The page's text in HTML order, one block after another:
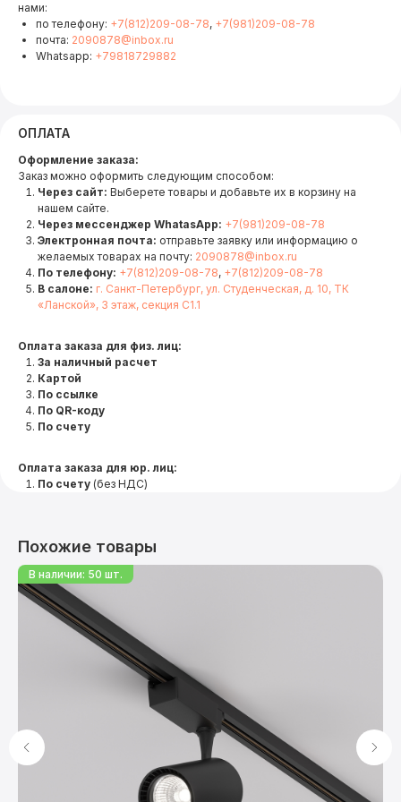
нами:
по телефону: +7(812)209-08-78, +7(981)209-08-78
почта: 2090878@inbox.ru
Whatsapp: +79818729882
ОПЛАТА
Оформление заказа:
Заказ можно оформить следующим способом:
Через сайт: Выберете товары и добавьте их в корзину на
нашем сайте.
Через мессенджер WhatasApp: +7(981)209-08-78
Электронная почта: отправьте заявку или информацию о
желаемых товарах на почту: 2090878@inbox.ru
По телефону: +7(812)209-08-78, +7(812)209-08-78
В салоне: г. Санкт-Петербург, ул. Студенческая, д. 10, ТК
«Ланской», 3 этаж, секция С1.1
Оплата заказа для физ. лиц:
За наличный расчет
Картой
По ссылке
По QR-коду
По счету
Оплата заказа для юр. лиц:
По счету (без НДС)
Похожие товары